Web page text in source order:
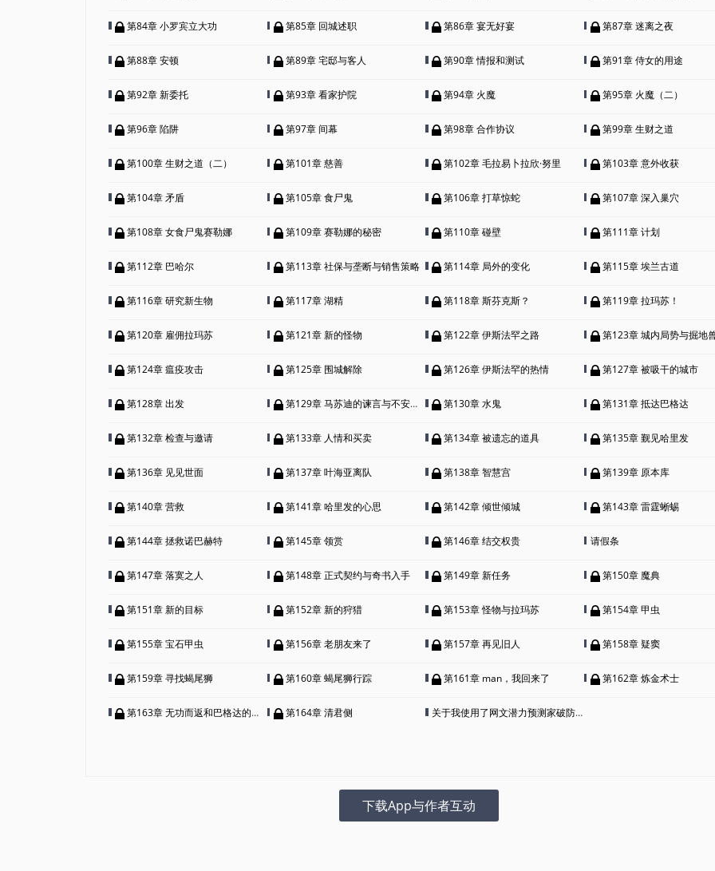
第84章 小罗宾立大功 第85章 回城述职 第86章 宴无好宴 第87章 迷离之夜
第88章 安顿 第89章 宅邸与客人 第90章 情报和测试 第91章 侍女的用途
第92章 新委托 第93章 看家护院 第94章 火魔 第95章 火魔（二）
第96章 陷阱 第97章 间幕 第98章 合作协议 第99章 生财之道
第100章 生财之道（二） 第101章 慈善 第102章 毛拉易卜拉欣·努里 第103章 意外收获
第104章 矛盾 第105章 食尸鬼 第106章 打草惊蛇 第107章 深入巢穴
第108章 女食尸鬼赛勒娜 第109章 赛勒娜的秘密 第110章 碰壁 第111章 计划
第112章 巴哈尔 第113章 社保与垄断与销售策略 第114章 局外的变化 第115章 埃兰古道
第116章 研究新生物 第117章 湖精 第118章 斯芬克斯？ 第119章 拉玛苏！
第120章 雇佣拉玛苏 第121章 新的怪物 第122章 伊斯法罕之路 第123章 城内局势与掘地
第124章 瘟疫攻击 第125章 围城解除 第126章 伊斯法罕的热情 第127章 被吸干的城市
第128章 出发 第129章 马苏迪的谏言与不安的巴士拉 第130章 水鬼 第131章 抵达巴格达
第132章 检查与邀请 第133章 人情和买卖 第134章 被遗忘的道具 第135章 觐见哈里发
第136章 见见世面 第137章 叶海亚离队 第138章 智慧宫 第139章 原本库
第140章 营救 第141章 哈里发的心思 第142章 倾世倾城 第143章 雷霆蜥蜴
第144章 拯救诺巴赫特 第145章 领赏 第146章 结交权贵 请假条
第147章 落寞之人 第148章 正式契约与奇书入手 第149章 新任务 第150章 魔典
第151章 新的目标 第152章 新的狩猎 第153章 怪物与拉玛苏 第154章 甲虫
第155章 宝石甲虫 第156章 老朋友来了 第157章 再见旧人 第158章 疑窦
第159章 寻找蝎尾狮 第160章 蝎尾狮行踪 第161章 man，我回来了 第162章 炼金术士
第163章 无功而返和巴格达的变化 第164章 清君侧 关于我使用了网文潜力预测家破防这事。
下载App与作者互动